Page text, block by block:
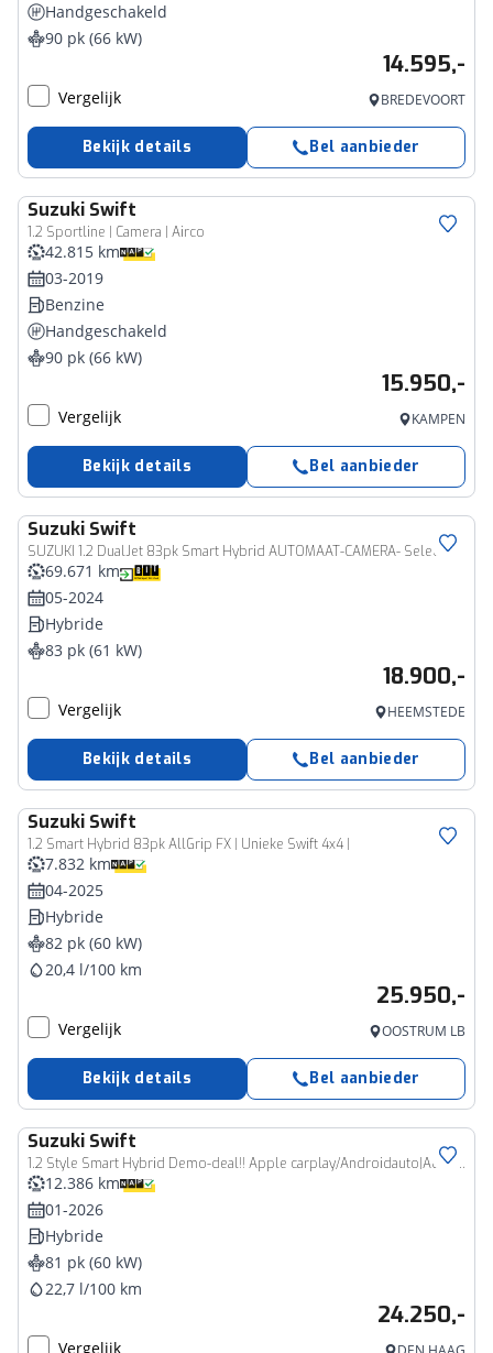
Handgeschakeld
90 pk (66 kW)
14.595,-
Vergelijk BREDEVOORT
Bekijk details Bel aanbieder
Suzuki Swift
1.2 Sportline | Camera | Airco
42.815 km
03-2019
Benzine
Handgeschakeld
90 pk (66 kW)
15.950,-
Vergelijk KAMPEN
Bekijk details Bel aanbieder
Suzuki Swift
SUZUKI 1.2 DualJet 83pk Smart Hybrid AUTOMAAT-CAMERA- Select
69.671 km
05-2024
Hybride
83 pk (61 kW)
18.900,-
Vergelijk HEEMSTEDE
Bekijk details Bel aanbieder
Suzuki Swift
1.2 Smart Hybrid 83pk AllGrip FX | Unieke Swift 4x4 |
7.832 km
04-2025
Hybride
82 pk (60 kW)
20,4 l/100 km
25.950,-
Vergelijk OOSTRUM LB
Bekijk details Bel aanbieder
Suzuki Swift
1.2 Style Smart Hybrid Demo-deal!! Apple carplay/Androidauto|Adapt. cruise |Climacontrole| Keyless |Parkeersensoren|
12.386 km
01-2026
Hybride
81 pk (60 kW)
22,7 l/100 km
24.250,-
Vergelijk